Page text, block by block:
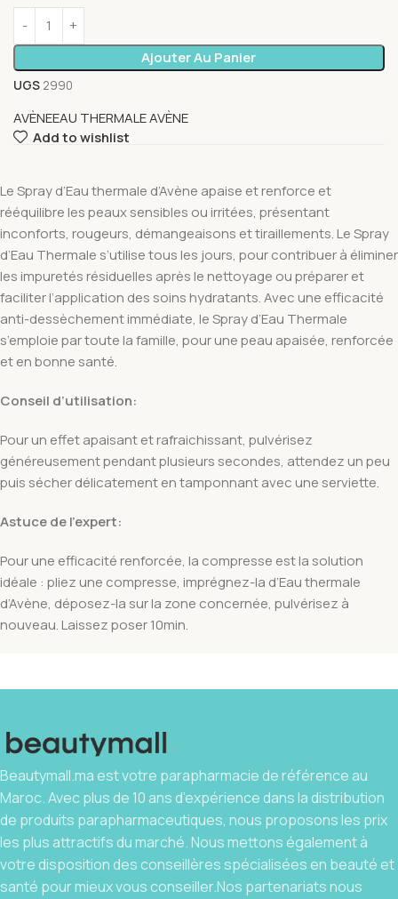
Ajouter Au Panier
UGS 2990
AVÈNEEAU THERMALE AVÈNE
Add to wishlist
Le Spray d’Eau thermale d’Avène apaise et renforce et
rééquilibre les peaux sensibles ou irritées, présentant
inconforts, rougeurs, démangeaisons et tiraillements. Le Spray
d’Eau Thermale s’utilise tous les jours, pour contribuer à éliminer
les impuretés résiduelles après le nettoyage ou préparer et
faciliter l’application des soins hydratants. Avec une efficacité
anti-dessèchement immédiate, le Spray d’Eau Thermale
s’emploie par toute la famille, pour une peau apaisée, renforcée
et en bonne santé.
Conseil d’utilisation:
Pour un effet apaisant et rafraichissant, pulvérisez
généreusement pendant plusieurs secondes, attendez un peu
puis sécher délicatement en tamponnant avec une serviette.
Astuce de l’expert:
Pour une efficacité renforcée, la compresse est la solution
idéale : pliez une compresse, imprégnez-la d’Eau thermale
d’Avène, déposez-la sur la zone concernée, pulvérisez à
nouveau. Laissez poser 10min.
Beautymall.ma est votre parapharmacie de référence au
Maroc. Avec plus de 10 ans d’expérience dans la distribution
de produits parapharmaceutiques, nous proposons les prix
les plus attractifs du marché. Nous mettons également à
votre disposition des conseillères spécialisées en beauté et
santé pour mieux vous conseiller.Nos partenariats nous